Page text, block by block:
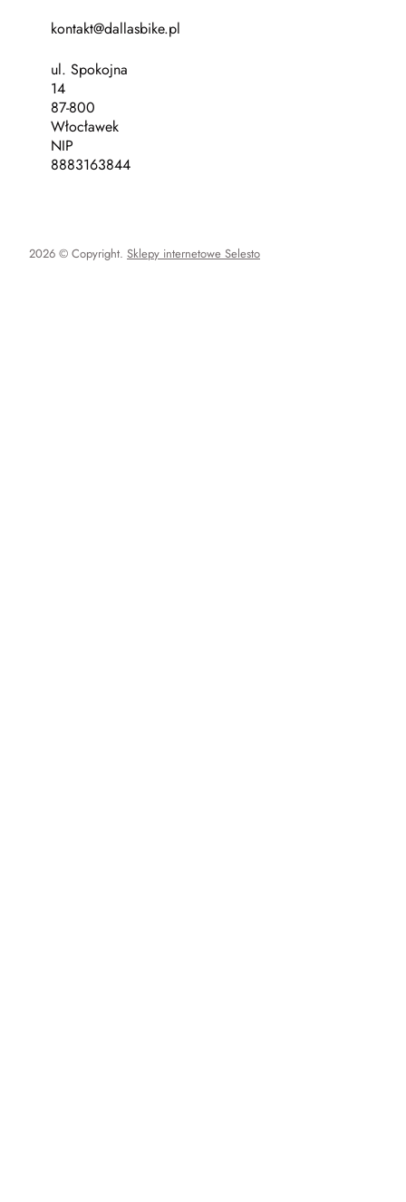
kontakt@dallasbike.pl
ul. Spokojna
14
87-800
Włocławek
NIP
8883163844
2026 © Copyright. Sklepy internetowe Selesto